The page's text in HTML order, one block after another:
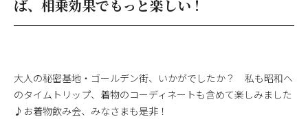
ば、相乗効果でもっと楽しい！
大人の秘密基地・ゴールデン街、いかがでしたか？ 私も昭和へ
のタイムトリップ、着物のコーディネートも含めて楽しみました
♪お着物飲み会、みなさまも是非！